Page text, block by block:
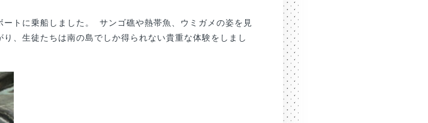
トに乗船しました。 サンゴ礁や熱帯魚、ウミガメの姿を見
、生徒たちは南の島でしか得られない貴重な体験をしまし